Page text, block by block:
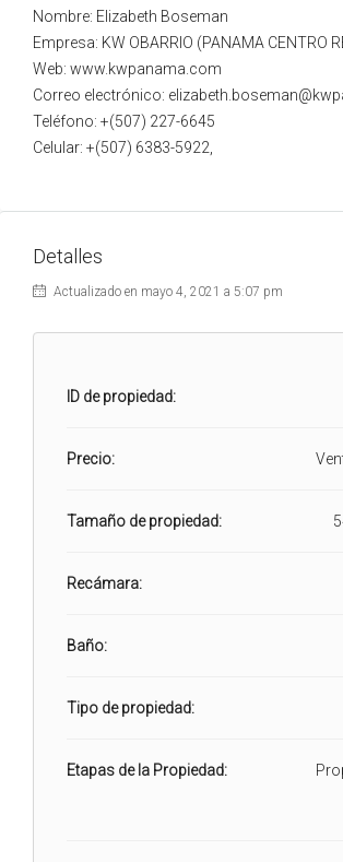
Nombre: Elizabeth Boseman
Empresa: KW OBARRIO (PANAMA CENTRO
Web: www.kwpanama.com
Correo electrónico:
Teléfono: +(507) 227-6645
Celular: +(507) 6383-5922,
Detalles
Actualizado en mayo 4, 2021 a 5:07 pm
ID de propiedad:
Precio:
Tamaño de propiedad:
Recámara:
Baño:
Tipo de propiedad:
Etapas de la Propiedad: